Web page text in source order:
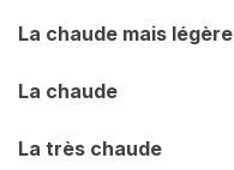
La chaude mais légère
La chaude
La très chaude